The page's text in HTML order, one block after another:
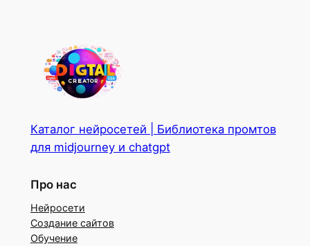
Каталог нейросетей | Библиотека промтов
для midjourney и chatgpt
Про нас
Нейросети
Создание сайтов
Обучение